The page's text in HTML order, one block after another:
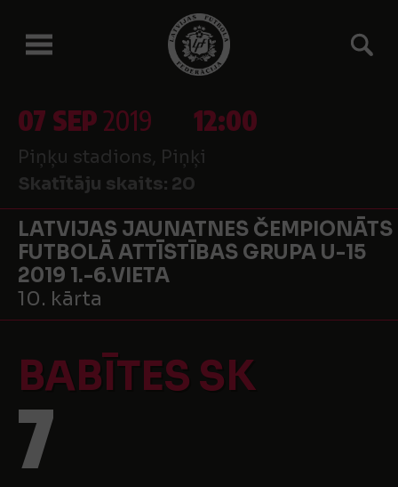
07 SEP2019 12:00
Piņķu stadions, Piņķi
Skatītāju skaits: 20
LATVIJAS JAUNATNES ČEMPIONĀTS
FUTBOLĀ ATTĪSTĪBAS GRUPA U-15
2019 1.-6.VIETA
10. kārta
BABĪTES SK
7